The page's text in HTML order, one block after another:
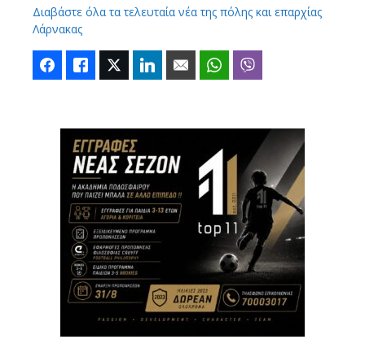
Διαβάστε όλα τα τελευταία νέα της πόλης και επαρχίας
Λάρνακας
FacebookLike Twitter LinkedIn Email WhatsApp